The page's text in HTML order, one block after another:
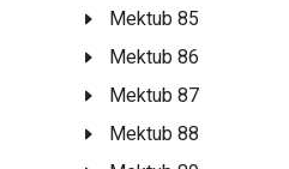
Mektub 85
Mektub 86
Mektub 87
Mektub 88